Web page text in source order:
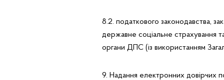
8.2. податкового законодавства,
державне соціальне страхування
органи ДПС (із використанням
9. Надання електронних довірчих